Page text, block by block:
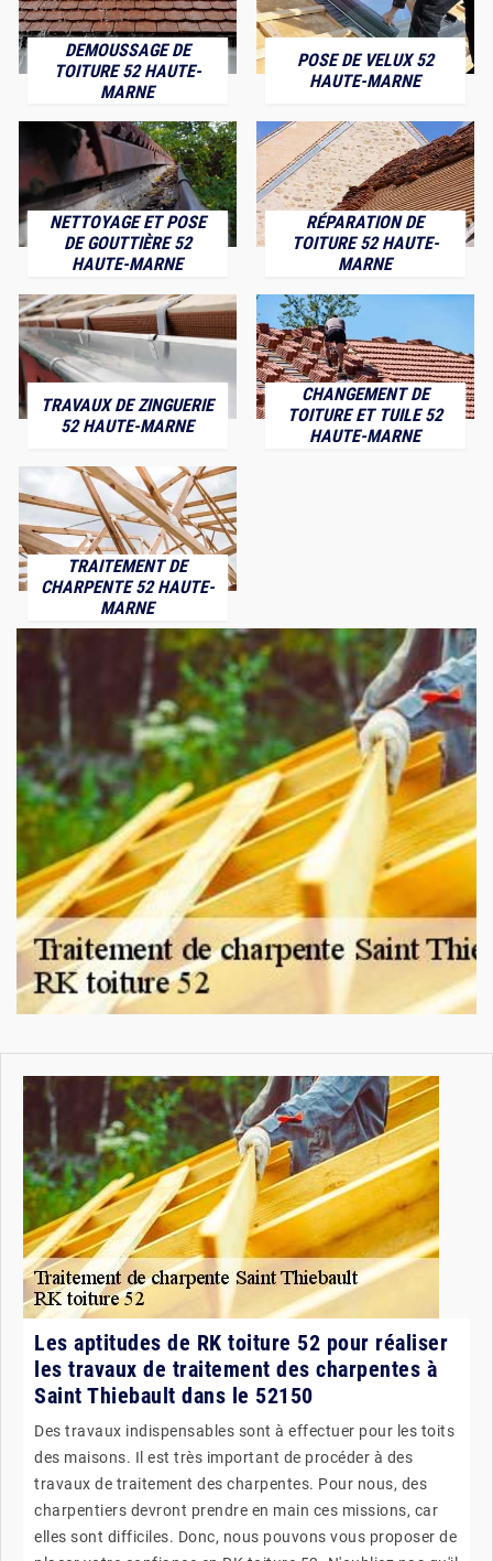
DEMOUSSAGE DE
TOITURE 52 HAUTE-
MARNE
POSE DE VELUX 52
HAUTE-MARNE
NETTOYAGE ET POSE
DE GOUTTIÈRE 52
HAUTE-MARNE
RÉPARATION DE
TOITURE 52 HAUTE-
MARNE
TRAVAUX DE ZINGUERIE
52 HAUTE-MARNE
CHANGEMENT DE
TOITURE ET TUILE 52
HAUTE-MARNE
TRAITEMENT DE
CHARPENTE 52 HAUTE-
MARNE
Les aptitudes de RK toiture 52 pour réaliser
les travaux de traitement des charpentes à
Saint Thiebault dans le 52150
Des travaux indispensables sont à effectuer pour les toits
des maisons. Il est très important de procéder à des
travaux de traitement des charpentes. Pour nous, des
charpentiers devront prendre en main ces missions, car
elles sont difficiles. Donc, nous pouvons vous proposer de